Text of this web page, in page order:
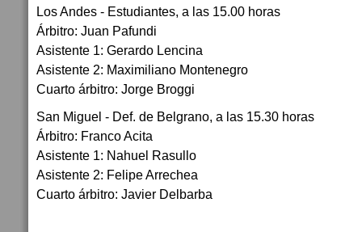
Los Andes - Estudiantes, a las 15.00 horas
Árbitro: Juan Pafundi
Asistente 1: Gerardo Lencina
Asistente 2: Maximiliano Montenegro
Cuarto árbitro: Jorge Broggi
San Miguel - Def. de Belgrano, a las 15.30 horas
Árbitro: Franco Acita
Asistente 1: Nahuel Rasullo
Asistente 2: Felipe Arrechea
Cuarto árbitro: Javier Delbarba